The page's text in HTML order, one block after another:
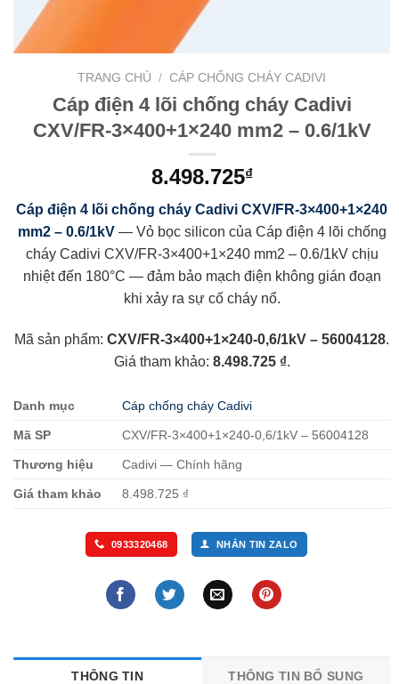
TRANG CHỦ / CÁP CHỐNG CHÁY CADIVI
Cáp điện 4 lõi chống cháy Cadivi
CXV/FR-3×400+1×240 mm2 – 0.6/1kV
8.498.725₫
Cáp điện 4 lõi chống cháy Cadivi CXV/FR-3×400+1×240
mm2 – 0.6/1kV— Vỏ bọc silicon của Cáp điện 4 lõi chống
cháy Cadivi CXV/FR-3×400+1×240 mm2 – 0.6/1kV chịu
nhiệt đến 180°C — đảm bảo mạch điện không gián đoạn
khi xảy ra sự cố cháy nổ.
Mã sản phẩm: CXV/FR-3×400+1×240-0,6/1kV – 56004128.
Giá tham khảo: 8.498.725 ₫.
Danh mục Cáp chống cháy Cadivi
Mã SP CXV/FR-3×400+1×240-0,6/1kV – 56004128
Thương hiệu Cadivi — Chính hãng
Giá tham khảo 8.498.725 ₫
0933320468 NHẮN TIN ZALO
THÔNG TIN THÔNG TIN BỔ SUNG